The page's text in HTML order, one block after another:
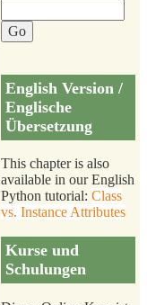
English Version /
Englische
Übersetzung
This chapter is also
available in our English
Python tutorial: Class
vs. Instance Attributes
Kurse und
Schulungen